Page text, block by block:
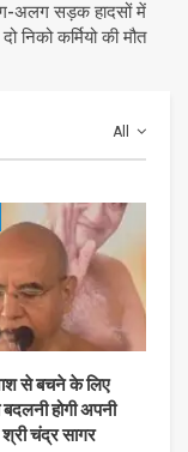
अलग सड़क हादसों में
दो निको कर्मियो की मौत
All
से बचने के लिए
बदलनी होगी अपनी
श्री चंद्र सागर